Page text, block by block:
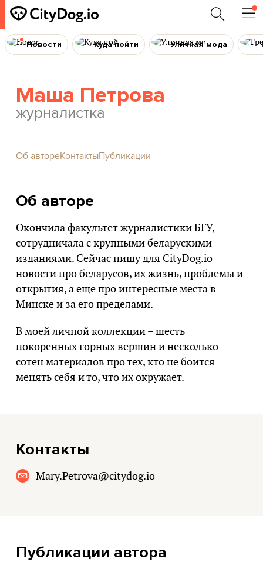
Новости Куда пойти Уличная мода
Маша Петрова
журналистка
Об автореКонтактыПубликации
Об авторе
Окончила факультет журналистики БГУ,
сотрудничала с крупными беларускими
изданиями. Сейчас пишу для CityDog.io
новости про беларусов, их жизнь, проблемы и
открытия, а еще про интересные места в
Минске и за его пределами.
В моей личной коллекции – шесть
покоренных горных вершин и несколько
сотен материалов про тех, кто не боится
менять себя и то, что их окружает.
Контакты
Mary.Petrova@citydog.io
Публикации автора